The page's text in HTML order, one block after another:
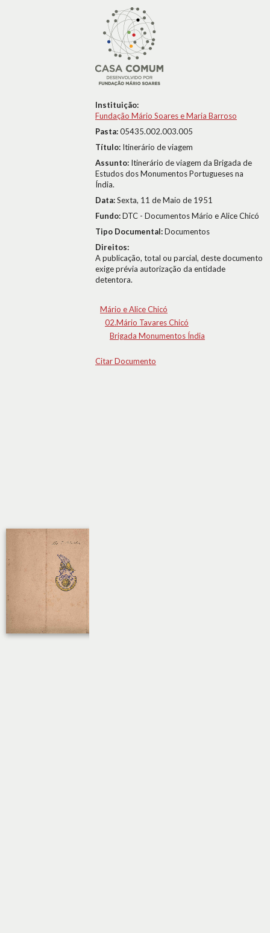
Instituição:
Fundação Mário Soares e Maria Barroso
Pasta:05435.002.003.005
Título: Itinerário de viagem
Assunto: Itinerário de viagem da Brigada de
Estudos dos Monumentos Portugueses na
Índia.
Data:Sexta, 11 de Maio de 1951
Fundo:DTC - Documentos Mário e Alice Chicó
Tipo Documental:Documentos
Direitos:
A publicação, total ou parcial, deste documento
exige prévia autorização da entidade
detentora.
Mário e Alice Chicó
02.Mário Tavares Chicó
Brigada Monumentos Índia
Citar Documento